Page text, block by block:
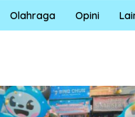
Olahraga Opini